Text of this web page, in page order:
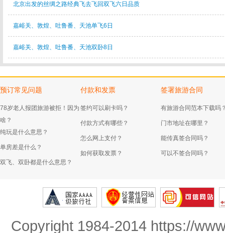
北京出发的丝绸之路经典飞去飞回双飞六日品质
嘉峪关、敦煌、吐鲁番、天池单飞6日
嘉峪关、敦煌、吐鲁番、天池双卧8日
预订常见问题
78岁老人报团旅游被拒！因为
啥？
纯玩是什么意思？
单房差是什么？
双飞、双卧都是什么意思？
付款和发票
签约可以刷卡吗？
付款方式有哪些？
怎么网上支付？
如何获取发票？
签署旅游合同
有旅游合同范本下载吗
门市地址在哪里？
能传真签合同吗？
可以不签合同吗？
Copyright 1984-2014 https://